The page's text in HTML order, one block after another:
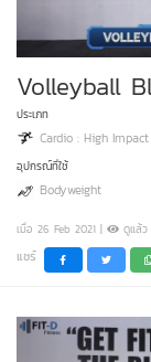
Volleyball
ประเภท
Cardio : High Impact
อุปกรณ์ที่ใช้
Bodyweight
เมื่อ 26 Feb 2021 | ดูแล้ว
แชร์